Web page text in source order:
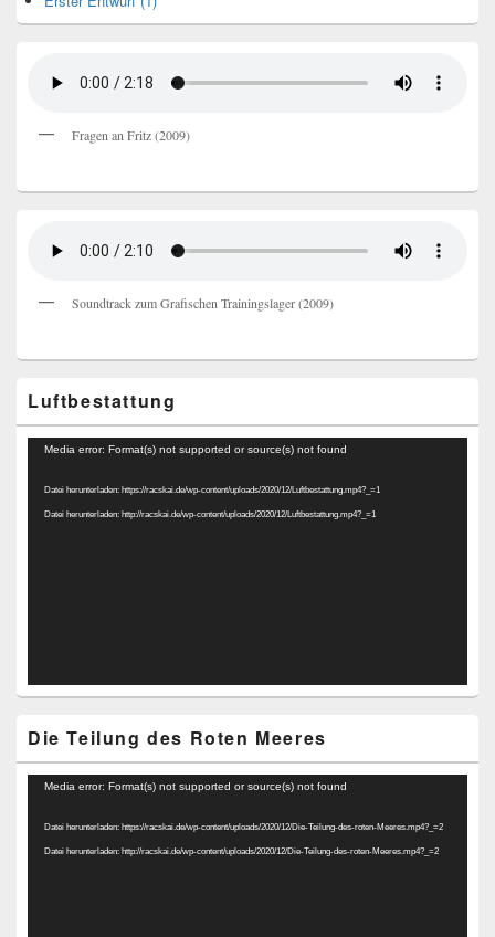
Fragen an Fritz (2009)
Soundtrack zum Grafischen Trainingslager (2009)
Luftbestattung
Video-
Media error: Format(s) not supported or source(s) not found
Datei herunterladen: https://racskai.de/wp-content/uploads/2020/12/Luftbestattung.mp4?_=1
Datei herunterladen: http://racskai.de/wp-content/uploads/2020/12/Luftbestattung.mp4?_=1
Die Teilung des Roten Meeres
Video-
Media error: Format(s) not supported or source(s) not found
Datei herunterladen: https://racskai.de/wp-content/uploads/2020/12/Die-Teilung-des-roten-Meeres.mp4?_=2
Datei herunterladen: http://racskai.de/wp-content/uploads/2020/12/Die-Teilung-des-roten-Meeres.mp4?_=2